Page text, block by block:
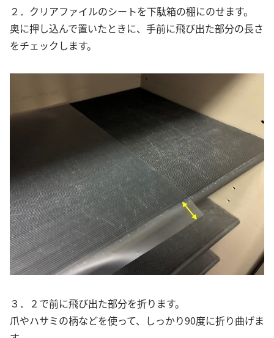
２．クリアファイルのシートを下駄箱の棚にのせます。
奥に押し込んで置いたときに、手前に飛び出た部分の長さ
をチェックします。
３．２で前に飛び出た部分を折ります。
爪やハサミの柄などを使って、しっかり90度に折り曲げま